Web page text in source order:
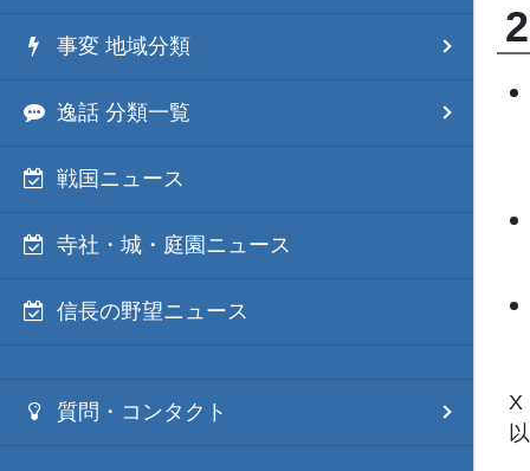
事変 地域分類
逸話 分類一覧
戦国ニュース
寺社・城・庭園ニュース
信長の野望ニュース
質問・コンタクト
X